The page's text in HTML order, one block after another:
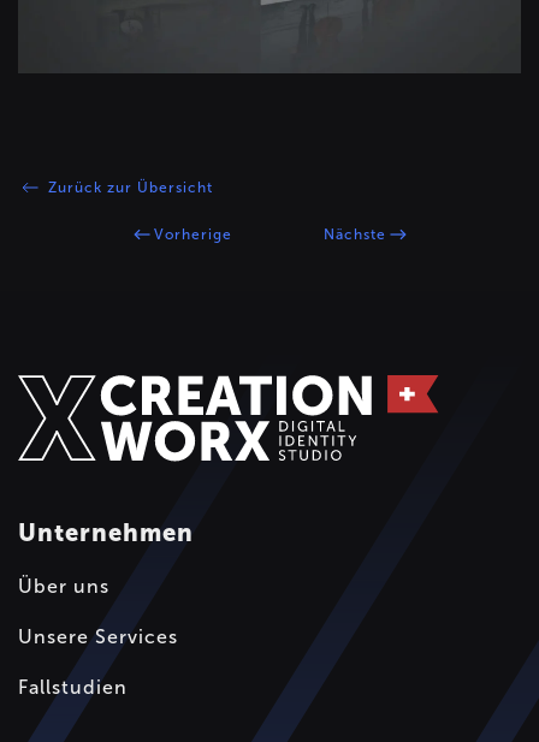
Zurück zur Übersicht
Vorherige Nächste
Unternehmen
Über uns
Unsere Services
Fallstudien